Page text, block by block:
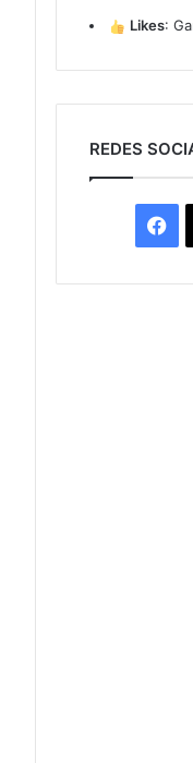
Likes:
REDES